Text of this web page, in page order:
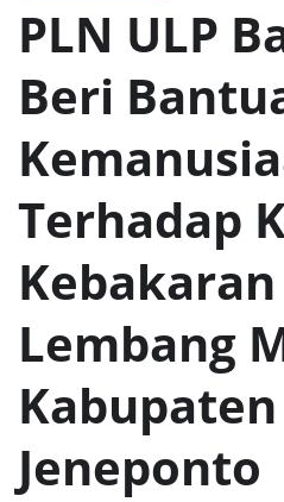
PLN ULP
Beri
Terhadap
Lembang
Kabupaten
Jeneponto